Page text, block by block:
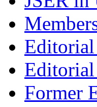
Former